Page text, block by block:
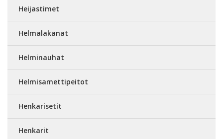
Heijastimet
Helmalakanat
Helminauhat
Helmisamettipeitot
Henkarisetit
Henkarit